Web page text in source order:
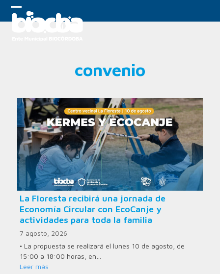
Skip
Open
Close
convenio
La Floresta recibirá una jornada de
Economía Circular con EcoCanje y
actividades para toda la familia
7 agosto, 2026
• La propuesta se realizará el lunes 10 de agosto, de
15:00 a 18:00 horas, en…
Leer más